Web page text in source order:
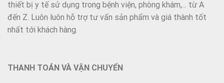
thiết bị y tế sử dụng trong bệnh viện, phòng khám,... từ A
đến Z. Luôn luôn hỗ trợ tư vấn sản phẩm và giá thành tốt
nhất tới khách hàng.
THANH TOÁN VÀ VẬN CHUYỂN